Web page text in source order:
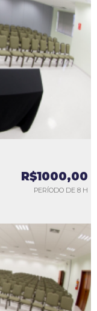
R$1000,00
PERÍODO DE 8 H